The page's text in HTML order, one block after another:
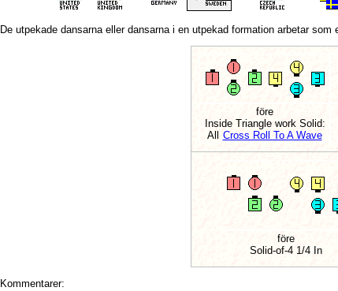
De utpekade dansarna eller dansarna i en utpekad formation arbetar som
före
Inside Triangle work Solid:
All Cross Roll To A Wave
före
Solid-of-4 1/4 In
Kommentarer: